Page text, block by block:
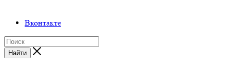
Вконтакте
Найти